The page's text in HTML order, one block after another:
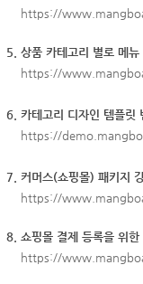
https://
5. 상품 카테고리 별로 메뉴
https://
6. 카테고리 디자인 템플릿
https://
7. 커머스(쇼핑몰) 패키지
https://
8. 쇼핑몰 결제 등록을 위
https://